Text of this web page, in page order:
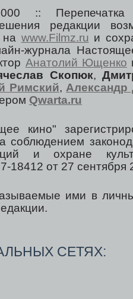
:: Перепечатка
редакции
на www.Filmz.ru и
журнала
Анатолий Ющенко
Скопюк,
Римский, Александр
Qwarta.ru
кино"
соблюдением
и охране
18412 от 27 сентября
ими в
СЕТЯХ: